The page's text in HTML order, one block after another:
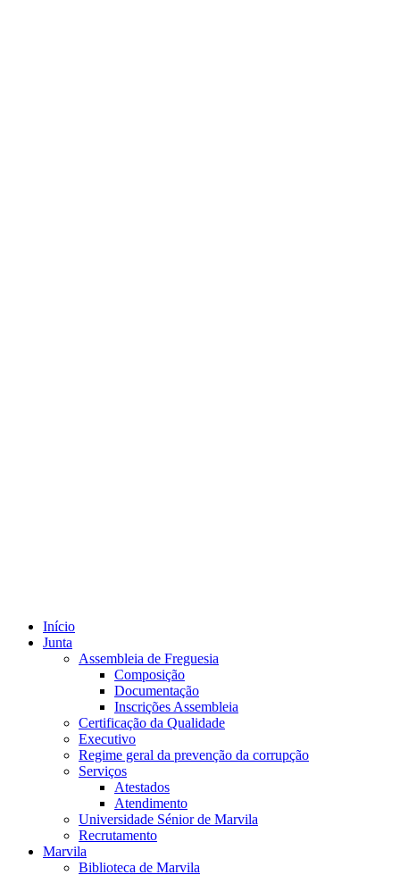
Início
Junta
Assembleia de Freguesia
Composição
Documentação
Inscrições Assembleia
Certificação da Qualidade
Executivo
Regime geral da prevenção da corrupção
Serviços
Atestados
Atendimento
Universidade Sénior de Marvila
Recrutamento
Marvila
Biblioteca de Marvila